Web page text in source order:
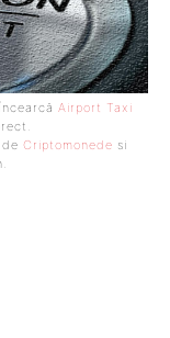
Airport Taxi
Criptomonede si